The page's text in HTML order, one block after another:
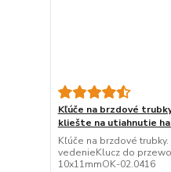
Kľúče na brzdové
kliešte na utiahnutie
Kľúče na brzdové
vedenieKlucz do
10x11mmOK-02.0416